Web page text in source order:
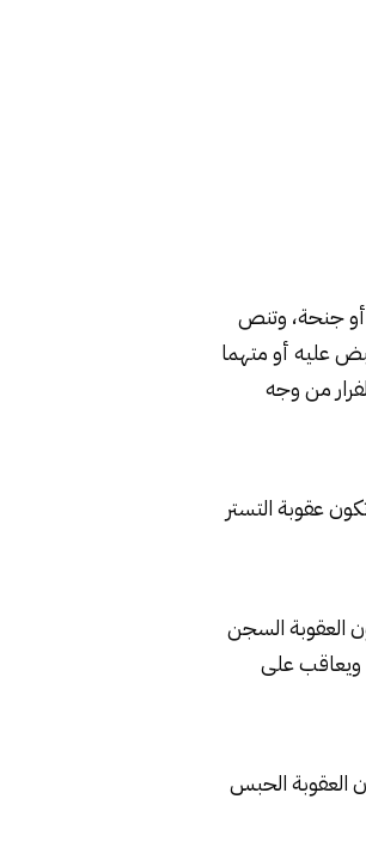
أو جنحة، وتنص
عليه أو متهما
من وجه
عقوبة التستر
العقوبة السجن
ويعاقب على
العقوبة الحبس